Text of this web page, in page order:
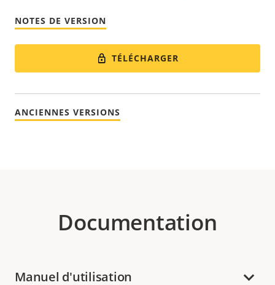
NOTES DE VERSION
TÉLÉCHARGER
ANCIENNES VERSIONS
Documentation
Manuel d'utilisation